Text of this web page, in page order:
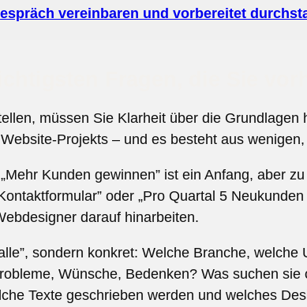
vereinbaren und vorbereitet
müssen Sie Klarheit über die Grundlagen
Projekts – und es besteht aus
Kunden gewinnen” ist ein Anfang, aber
oder „Pro Quartal 5
darauf hinarbeiten.
sondern konkret: Welche Branche,
Wünsche, Bedenken? Was suchen
Texte geschrieben werden und welches